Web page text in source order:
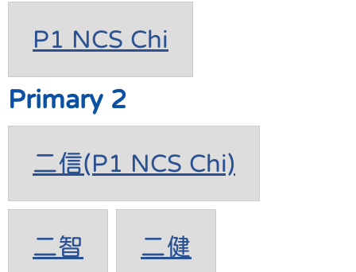
P1 NCS Chi
Primary 2
二信(P1 NCS Chi)
二智 二健